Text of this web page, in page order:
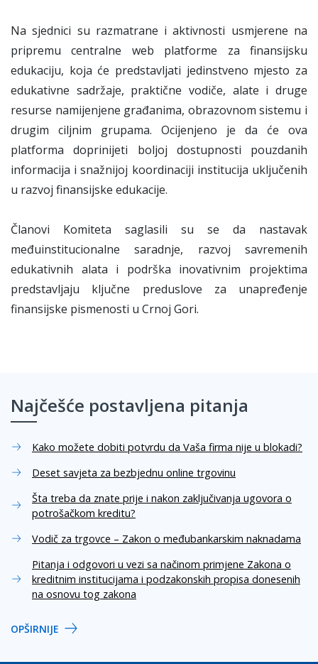
Na sjednici su razmatrane i aktivnosti usmjerene na
pripremu centralne web platforme za finansijsku
edukaciju, koja će predstavljati jedinstveno mjesto za
edukativne sadržaje, praktične vodiče, alate i druge
resurse namijenjene građanima, obrazovnom sistemu i
drugim ciljnim grupama. Ocijenjeno je da će ova
platforma doprinijeti boljoj dostupnosti pouzdanih
informacija i snažnijoj koordinaciji institucija uključenih
u razvoj finansijske edukacije.
Članovi Komiteta saglasili su se da nastavak
međuinstitucionalne saradnje, razvoj savremenih
edukativnih alata i podrška inovativnim projektima
predstavljaju ključne preduslove za unapređenje
finansijske pismenosti u Crnoj Gori.
Najčešće postavljena pitanja
Kako možete dobiti potvrdu da Vaša firma nije u blokadi?
Deset savjeta za bezbjednu online trgovinu
Šta treba da znate prije i nakon zaključivanja ugovora o
potrošačkom kreditu?
Vodič za trgovce – Zakon o međubankarskim naknadama
Pitanja i odgovori u vezi sa načinom primjene Zakona o
kreditnim institucijama i podzakonskih propisa donesenih
na osnovu tog zakona
OPŠIRNIJE